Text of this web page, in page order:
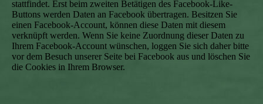
stattfindet. Erst beim zweiten Betätigen des Facebook-Like-
Buttons werden Daten an Facebook übertragen. Besitzen Sie
einen Facebook-Account, können diese Daten mit diesem
verknüpft werden. Wenn Sie keine Zuordnung dieser Daten zu
Ihrem Facebook-Account wünschen, loggen Sie sich daher bitte
vor dem Besuch unserer Seite bei Facebook aus und löschen Sie
die Cookies in Ihrem Browser.